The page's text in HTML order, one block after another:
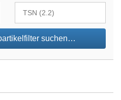
suchen…